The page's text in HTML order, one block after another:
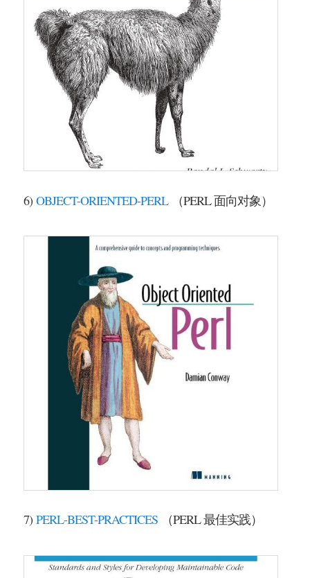
6)OBJECT-ORIENTED-PERL（PERL 面向对象）
7)PERL-BEST-PRACTICES （PERL 最佳实践）